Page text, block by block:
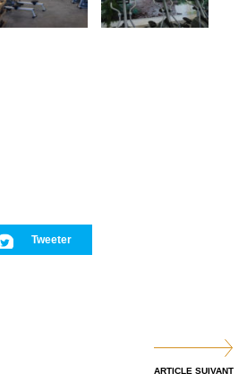
Tweeter
ARTICLE SUIVANT